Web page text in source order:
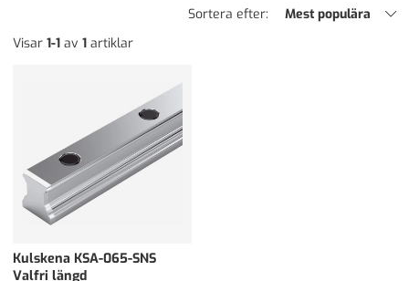
Sortera efter:
Mest populära
Visar 1-1 av 1 artiklar
Kulskena KSA-065-SNS
Valfri längd